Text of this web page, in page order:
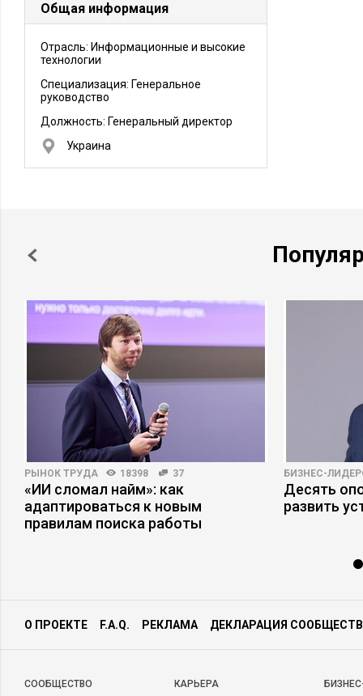
Общая информация
Отрасль: Информационные и высокие
технологии
Специализация: Генеральное
руководство
Должность: Генеральный директор
Украина
РЫНОК ТРУДА 18398 37
«ИИ сломал найм»: как
адаптироваться к новым
правилам поиска работы
БИЗНЕС-
Десять
развить
О ПРОЕКТЕ F.A.Q. РЕКЛАМА ДЕКЛАРАЦИЯ
CООБЩЕСТВО КАРЬЕРА